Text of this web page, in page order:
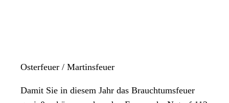
Osterfeuer / Martinsfeuer
Damit Sie in diesem Jahr das Brauchtumsfeuer